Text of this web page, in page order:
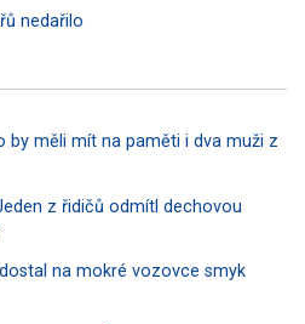
nedařilo
by měli mít na paměti i dva muži z
z řidičů odmítl dechovou
na mokré vozovce smyk